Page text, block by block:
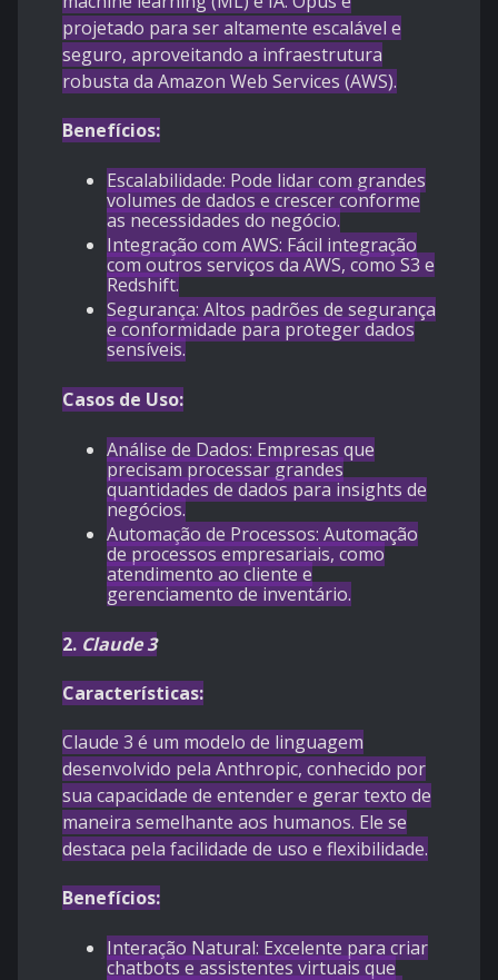
projetado para ser altamente escalável e
seguro, aproveitando a infraestrutura
robusta da Amazon Web Services (AWS).
Benefícios:
Escalabilidade: Pode lidar com grandes
volumes de dados e crescer conforme
as necessidades do negócio.
Integração com AWS: Fácil integração
com outros serviços da AWS, como S3 e
Redshift.
Segurança: Altos padrões de segurança
e conformidade para proteger dados
sensíveis.
Casos de Uso:
Análise de Dados: Empresas que
precisam processar grandes
quantidades de dados para insights de
negócios.
Automação de Processos: Automação
de processos empresariais, como
atendimento ao cliente e
gerenciamento de inventário.
2. Claude 3
Características:
Claude 3 é um modelo de linguagem
desenvolvido pela Anthropic, conhecido por
sua capacidade de entender e gerar texto de
maneira semelhante aos humanos. Ele se
destaca pela facilidade de uso e flexibilidade.
Benefícios:
Interação Natural: Excelente para criar
chatbots e assistentes virtuais que